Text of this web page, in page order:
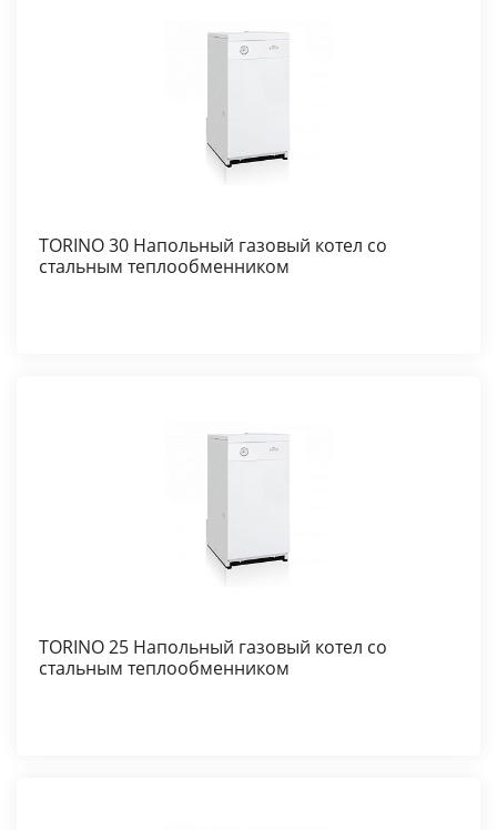
TORINO 30 Напольный газовый котел со
стальным теплообменником
TORINO 25 Напольный газовый котел со
стальным теплообменником